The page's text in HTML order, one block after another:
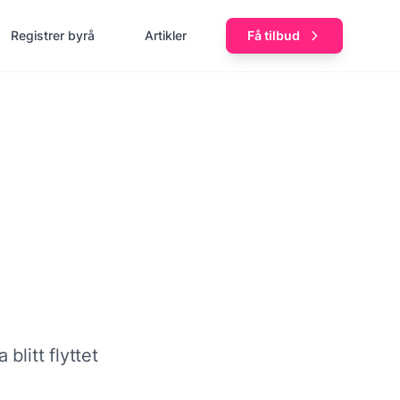
Registrer byrå Artikler Få tilbud
blitt flyttet